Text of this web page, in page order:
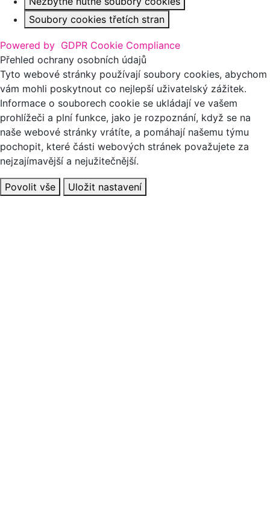
Soubory cookies třetích stran
Powered by GDPR Cookie Compliance
Přehled ochrany osobních údajů
Tyto webové stránky používají soubory cookies, abychom
vám mohli poskytnout co nejlepší uživatelský zážitek.
Informace o souborech cookie se ukládají ve vašem
prohlížeči a plní funkce, jako je rozpoznání, když se na
naše webové stránky vrátíte, a pomáhají našemu týmu
pochopit, které části webových stránek považujete za
nejzajímavější a nejužitečnější.
Povolit vše Uložit nastavení